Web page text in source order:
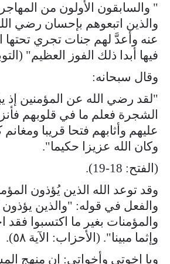
" والسابقون الأولون من
والذين اتبعوهم بإحسان رضي
عنه وأعدَّ لهم جنات تجري تحتها
فيها أبدا ذلك الفوز العظيم" (التوبة:
وقال سبحانه:
"لقد رضي الله عن المؤمنين إذ
الشجرة فعلم ما في قلوبهم
عليهم وأثابهم فتحا قريبا ومغانم
وكان الله عزيزا حكيما".
(الفتح: 18-19).
وقد توعد الله الذين يُؤذون
والفعل في قوله: "والذين يؤذون
والمؤمنات بغير ما اكتسبوا فقد
وإثما مبينا". (الأحزاب: الآية ٥٨).
ويا إخوتي وأخواتي: إن منهج